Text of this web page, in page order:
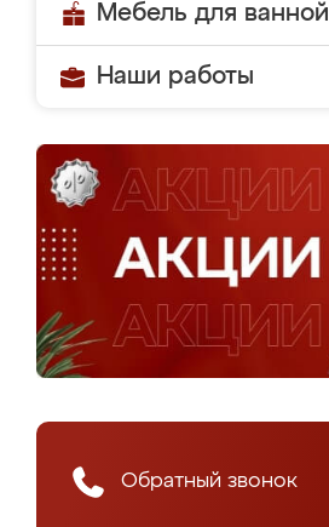
Мебель для ванной
Наши работы
Обратный звонок